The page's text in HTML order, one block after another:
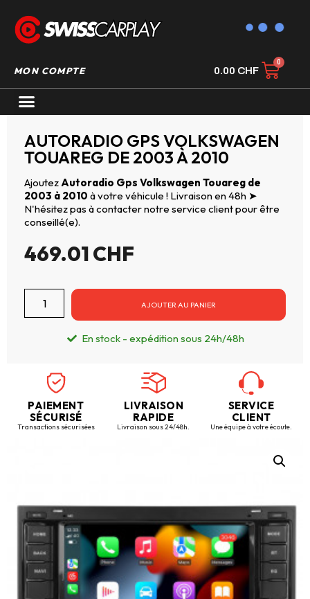
MON COMPTE 0.00 CHF
AUTORADIO GPS VOLKSWAGEN
TOUAREG DE 2003 À 2010
Ajoutez Autoradio Gps Volkswagen Touareg de
2003 à 2010 à votre véhicule ! Livraison en 48h ➤
N'hésitez pas à contacter notre service client pour être
conseillé(e).
469.01CHF
AJOUTER AU PANIER
En stock - expédition sous 24h/48h
PAIEMENT
SÉCURISÉ
Transactions sécurisées
LIVRAISON
RAPIDE
Livraison sous 24/48h.
SERVICE
CLIENT
Une équipe à votre écoute.